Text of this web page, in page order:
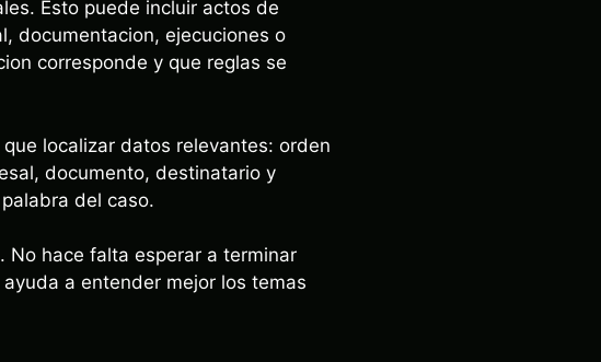
Esto puede incluir actos de
documentacion, ejecuciones o
corresponde y que reglas se
localizar datos relevantes: orden
documento, destinatario y
del caso.
No hace falta esperar a terminar
a entender mejor los temas